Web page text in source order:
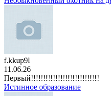
f.kkup9l
11.06.26
Первый!!!!!!!!!!!!!!!!!!!!!!!!!!!!
Истинное образование